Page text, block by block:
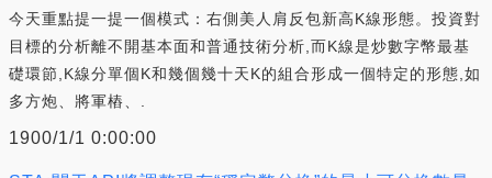
今天重點提一提一個模式：右側美人肩反包新高K線形態。投資對
目標的分析離不開基本面和普通技術分析,而K線是炒數字幣最基
礎環節,K線分單個K和幾個幾十天K的組合形成一個特定的形態,如
多方炮、將軍樁、.
1900/1/1 0:00:00